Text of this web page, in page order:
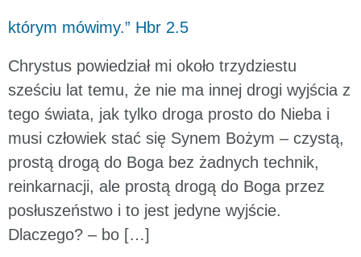
którym mówimy.” Hbr 2.5
Chrystus powiedział mi około trzydziestu
sześciu lat temu, że nie ma innej drogi wyjścia z
tego świata, jak tylko droga prosto do Nieba i
musi człowiek stać się Synem Bożym – czystą,
prostą drogą do Boga bez żadnych technik,
reinkarnacji, ale prostą drogą do Boga przez
posłuszeństwo i to jest jedyne wyjście.
Dlaczego? – bo […]